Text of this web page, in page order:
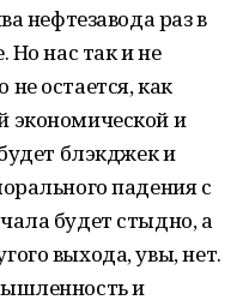
нефтезавода раз в
Но нас так и не
остается, как
экономической и
блэкджек и
падения с
будет стыдно, а
выхода, увы, нет.
и